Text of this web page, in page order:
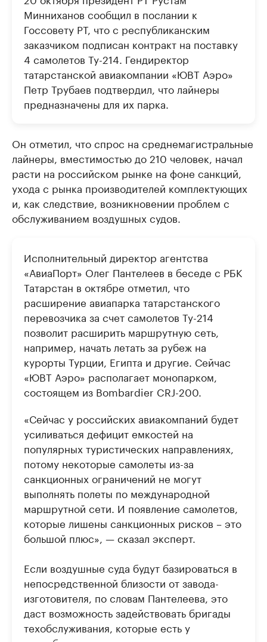
Минниханов сообщил в послании к
Госсовету РТ, что с республиканским
заказчиком подписан контракт на поставку
4 самолетов Ту-214. Гендиректор
татарстанской авиакомпании «ЮВТ Аэро»
Петр Трубаев подтвердил, что лайнеры
предназначены для их парка.
Он отметил, что спрос на среднемагистральные
лайнеры, вместимостью до 210 человек, начал
расти на российском рынке на фоне санкций,
ухода с рынка производителей комплектующих
и, как следствие, возникновении проблем с
обслуживанием воздушных судов.
Исполнительный директор агентства
«АвиаПорт» Олег Пантелеев в беседе с РБК
Татарстан в октябре отметил, что
расширение авиапарка татарстанского
перевозчика за счет самолетов Ту-214
позволит расширить маршрутную сеть,
например, начать летать за рубеж на
курорты Турции, Египта и другие. Сейчас
«ЮВТ Аэро» располагает монопарком,
состоящем из Bombardier CRJ-200.
«Сейчас у российских авиакомпаний будет
усиливаться дефицит емкостей на
популярных туристических направлениях,
потому некоторые самолеты из-за
санкционных ограничений не могут
выполнять полеты по международной
маршрутной сети. И появление самолетов,
которые лишены санкционных рисков – это
большой плюс», — сказал эксперт.
Если воздушные суда будут базироваться в
непосредственной близости от завода-
изготовителя, по словам Пантелеева, это
даст возможность задействовать бригады
техобслуживания, которые есть у